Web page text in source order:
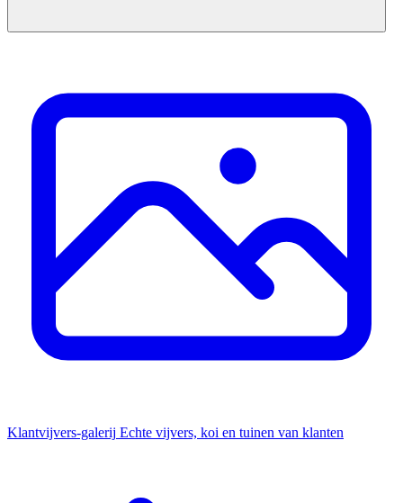
Klantvijvers-galerij Echte vijvers, koi en tuinen van klanten